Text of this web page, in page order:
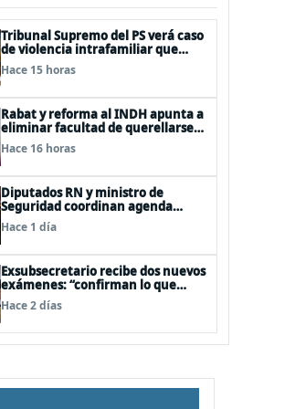
Tribunal Supremo del PS verá caso
de violencia intrafamiliar que
afecta al senador Fidel Espinoza
Hace 15 horas
Rabat y reforma al INDH apunta a
eliminar facultad de querellarse
para hacerlo “consultivo”
Hace 16 horas
Diputados RN y ministro de
Seguridad coordinan agenda
legislativa y fast track de
proyectos
Hace 1 día
Exsubsecretario recibe dos nuevos
exámenes: “confirman lo que
siempre he dicho que no consumo
droga”
Hace 2 días